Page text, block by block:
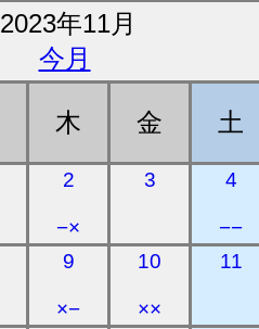
2023年11月
今月
木 金 土
2
−×
3 4
−−
9
×−
10
××
11